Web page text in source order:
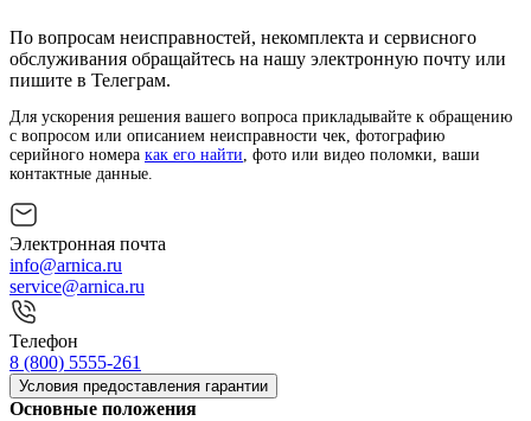
По вопросам неисправностей, некомплекта и сервисного
обслуживания обращайтесь на нашу электронную почту или
пишите в Телеграм.
Для ускорения решения вашего вопроса прикладывайте к обращению
с вопросом или описанием неисправности чек, фотографию
серийного номера как его найти, фото или видео поломки, ваши
контактные данные.
Электронная почта
info@arnica.ru
service@arnica.ru
Телефон
8 (800) 5555-261
Условия предоставления гарантии
Основные положения